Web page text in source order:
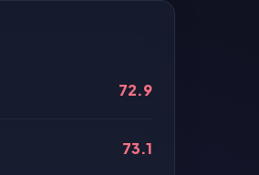
72.9
73.1